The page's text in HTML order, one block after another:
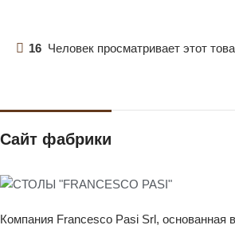
16 Человек просматривает этот
Сайт фабрики
Компания Francesco Pasi Srl, основанная